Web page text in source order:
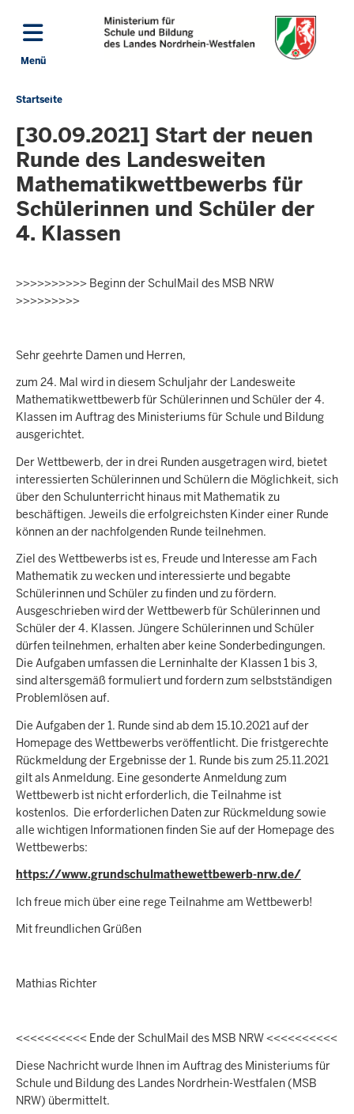
Direkt zum Inhalt
Menü
Sie
sich
hier
Startseite
[30.09.2021] Start der neuen
Runde des Landesweiten
Mathematikwettbewerbs für
Schülerinnen und Schüler der
4. Klassen
>>>>>>>>>> Beginn der SchulMail des MSB NRW
>>>>>>>>>
Sehr geehrte Damen und Herren,
zum 24. Mal wird in diesem Schuljahr der Landesweite
Mathematikwettbewerb für Schülerinnen und Schüler der 4.
Klassen im Auftrag des Ministeriums für Schule und Bildung
ausgerichtet.
Der Wettbewerb, der in drei Runden ausgetragen wird, bietet
interessierten Schülerinnen und Schülern die Möglichkeit, sich
über den Schulunterricht hinaus mit Mathematik zu
beschäftigen. Jeweils die erfolgreichsten Kinder einer Runde
können an der nachfolgenden Runde teilnehmen.
Ziel des Wettbewerbs ist es, Freude und Interesse am Fach
Mathematik zu wecken und interessierte und begabte
Schülerinnen und Schüler zu finden und zu fördern.
Ausgeschrieben wird der Wettbewerb für Schülerinnen und
Schüler der 4. Klassen. Jüngere Schülerinnen und Schüler
dürfen teilnehmen, erhalten aber keine Sonderbedingungen.
Die Aufgaben umfassen die Lerninhalte der Klassen 1 bis 3,
sind altersgemäß formuliert und fordern zum selbstständigen
Problemlösen auf.
Die Aufgaben der 1. Runde sind ab dem 15.10.2021 auf der
Homepage des Wettbewerbs veröffentlicht. Die fristgerechte
Rückmeldung der Ergebnisse der 1. Runde bis zum 25.11.2021
gilt als Anmeldung. Eine gesonderte Anmeldung zum
Wettbewerb ist nicht erforderlich, die Teilnahme ist
kostenlos. Die erforderlichen Daten zur Rückmeldung sowie
alle wichtigen Informationen finden Sie auf der Homepage des
Wettbewerbs:
https://www.grundschulmathewettbewerb-nrw.de/
Ich freue mich über eine rege Teilnahme am Wettbewerb!
Mit freundlichen Grüßen
Mathias Richter
<<<<<<<<<< Ende der SchulMail des MSB NRW <<<<<<<<<<
Diese Nachricht wurde Ihnen im Auftrag des Ministeriums für
Schule und Bildung des Landes Nordrhein-Westfalen (MSB
NRW) übermittelt.